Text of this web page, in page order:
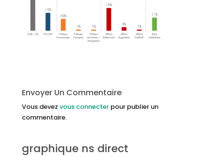
Envoyer Un Commentaire
Vous devez vous connecterpour publier un
commentaire.
graphique ns direct